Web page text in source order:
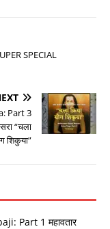
SPECIAL
Part 3
“चला
शिकुया”
Part 1 महावतार